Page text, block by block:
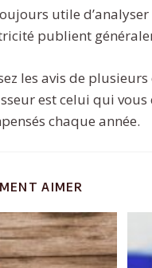
utile
publient
les avis de
est celui qui vous
chaque année.
AIMER